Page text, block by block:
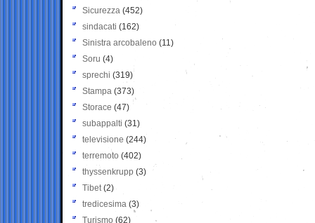
Sicurezza (452)
sindacati (162)
Sinistra arcobaleno (11)
Soru (4)
sprechi (319)
Stampa (373)
Storace (47)
subappalti (31)
televisione(244)
terremoto (402)
thyssenkrupp (3)
Tibet(2)
tredicesima (3)
Turismo (62)